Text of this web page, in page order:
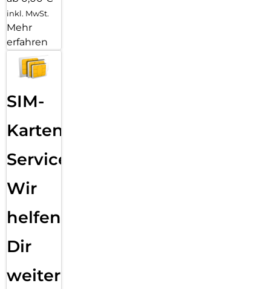
inkl. MwSt.
Mehr
erfahren
SIM-
Karten
Service:
Wir
helfen
Dir
weiter